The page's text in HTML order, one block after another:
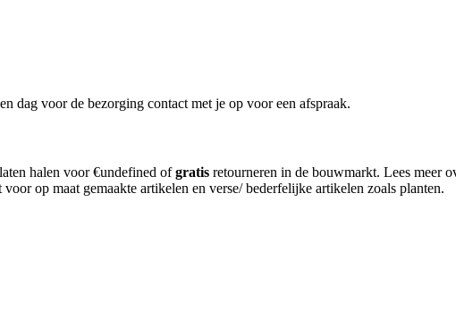
dag voor de bezorging contact met je op voor een afspraak.
halen voor €undefined ofgratis retourneren in de bouwmarkt. Lees meer
op maat gemaakte artikelen en verse/ bederfelijke artikelen zoals planten.